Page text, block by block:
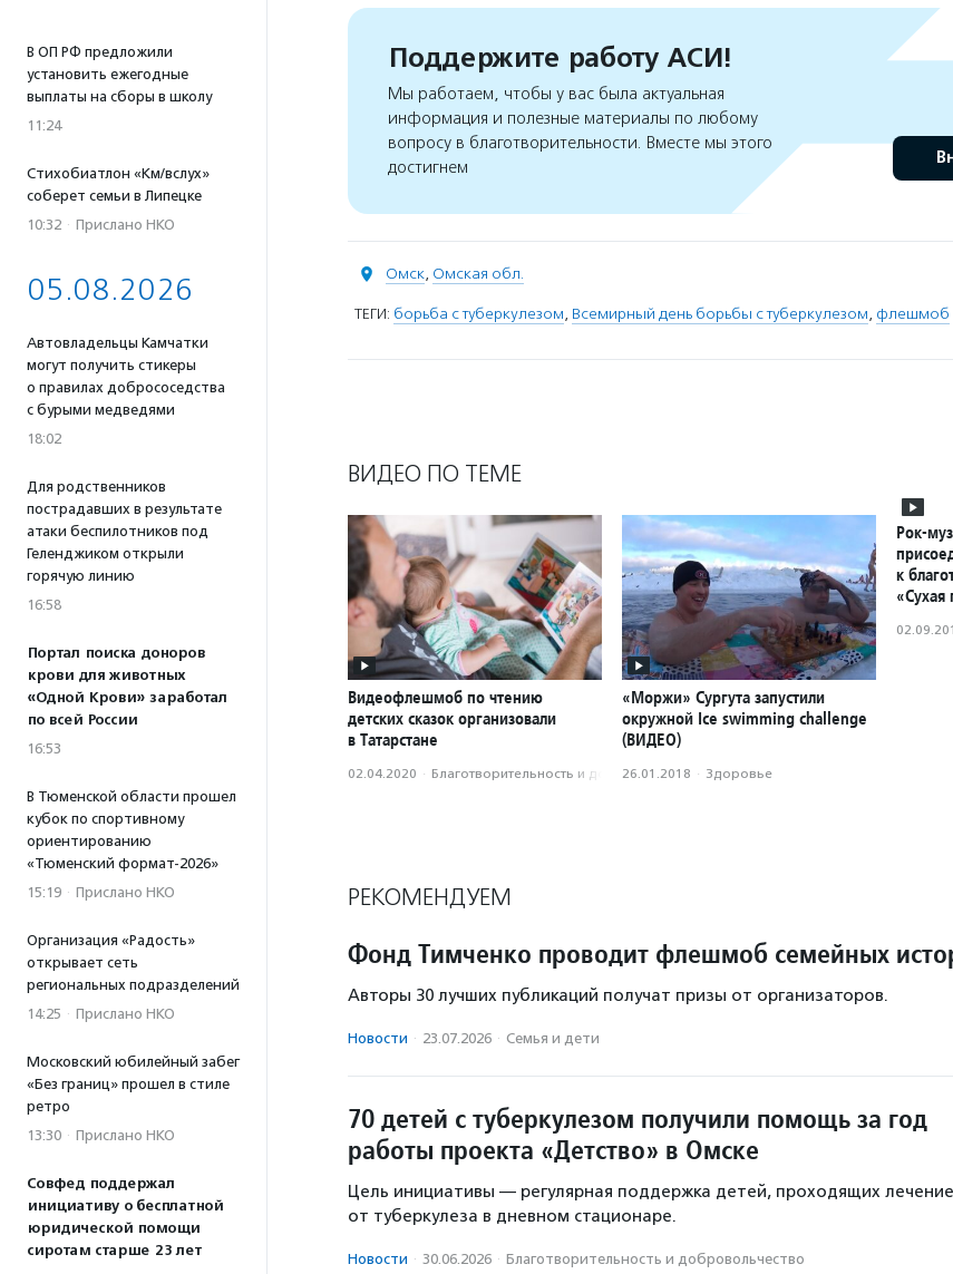
В ОП РФ предложили
установить ежегодные
выплаты на сборы в школу
11:24
Стихобиатлон «Км/вслух»
соберет семьи в Липецке
10:32 · Прислано НКО
05.08.2026
Автовладельцы Камчатки
могут получить стикеры
о правилах добрососедства
с бурыми медведями
18:02
Для родственников
пострадавших в результате
атаки беспилотников под
Геленджиком открыли
горячую линию
16:58
Портал поиска доноров
крови для животных
«Одной Крови» заработал
по всей России
16:53
В Тюменской области прошел
кубок по спортивному
ориентированию
«Тюменский формат-2026»
15:19 · Прислано НКО
Организация «Радость»
открывает сеть
региональных подразделений
14:25 · Прислано НКО
Московский юбилейный забег
«Без границ» прошел в стиле
ретро
13:30 · Прислано НКО
Совфед поддержал
инициативу о бесплатной
юридической помощи
сиротам старше 23 лет
Поддержите работу АСИ!
Мы работаем, чтобы у вас была актуальная
информация и полезные материалы по любому
вопросу в благотворительности. Вместе мы этого
достигнем
Омск, Омская обл.
ТЕГИ: борьба с туберкулезом, Всемирный день борьбы с туберкулезом, флешмоб
ВИДЕО ПО ТЕМЕ
Видеофлешмоб по чтению
детских сказок организовали
в Татарстане
02.04.2020 · Благотвори­тель­ность и доброволь­чест­во
«Моржи» Сургута запустили
окружной Ice swimming challenge
(ВИДЕО)
26.01.2018 · Здоровье
Рок-
к
«Сухая
РЕКОМЕНДУЕМ
Фонд Тимченко проводит флешмоб семейных
Авторы 30 лучших публикаций получат призы от организаторов.
Новости · 23.07.2026 · Семья и дети
70 детей с туберкулезом получили помощь за год
работы проекта «Детство» в Омске
Цель инициативы — регулярная поддержка детей, проходящих лечение
от туберкулеза в дневном стационаре.
Новости · 30.06.2026 · Благотвори­тель­ность и доброволь­чест­во